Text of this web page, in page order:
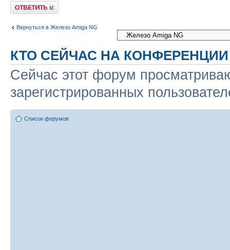
Ответить
Вернуться в Железо Amiga NG
КТО СЕЙЧАС НА КОНФЕРЕНЦИИ
Сейчас этот форум
зарегистрированных
Список форумов